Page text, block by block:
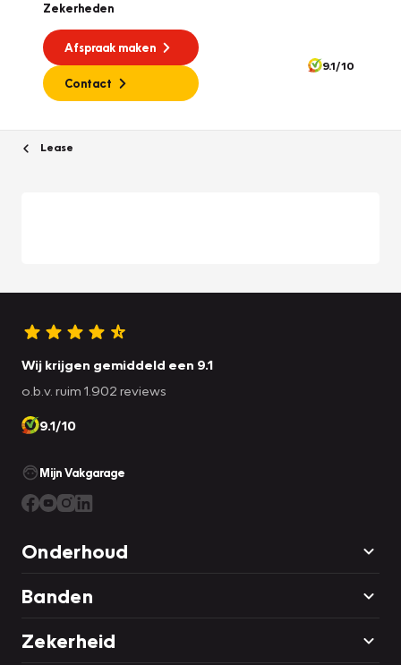
Zekerheden
Afspraak maken
Contact
9.1/10
Lease
Wij krijgen gemiddeld een 9.1
o.b.v. ruim 1.902 reviews
9.1/10
Mijn Vakgarage
Onderhoud
Banden
Zekerheid